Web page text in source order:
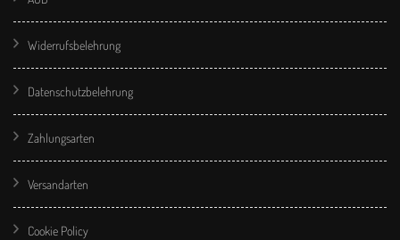
Widerrufsbelehrung
Datenschutzbelehrung
Zahlungsarten
Versandarten
Cookie Policy